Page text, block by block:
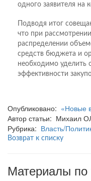
одного заявителя на
Подводя итог
что при
распределении
средств бюджета и
необходимо уделить
эффективности
Опубликовано: «Новые
Автор статьи: Михаил
Рубрика: Власть/
Возврат к списку
Материалы по